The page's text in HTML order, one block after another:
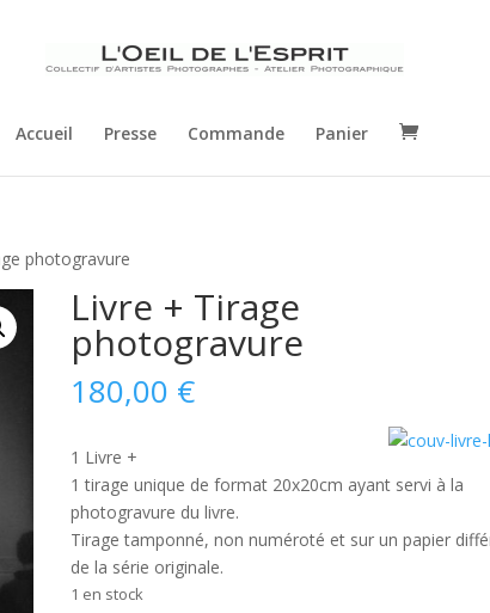
Accueil Presse Commande Panier
photogravure
Livre + Tirage
photogravure
180,00 €
1 Livre +
1 tirage unique de format 20x20cm ayant servi à la
photogravure du livre.
Tirage tamponné, non numéroté et sur un papier
de la série originale.
1 en stock